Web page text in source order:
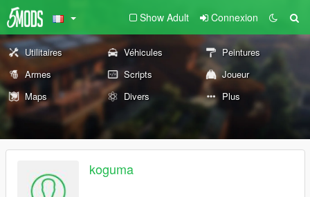
Show Adult Connexion
Utilitaires Véhicules
Peintures
Armes
Scripts
Joueur
Maps
Divers Plus
koguma